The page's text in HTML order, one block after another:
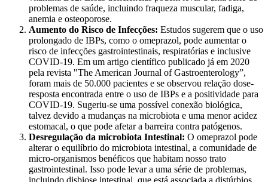
problemas de saúde, incluindo fraqueza muscular, fadiga,
anemia e osteoporose.
Aumento do Risco de Infecções: Estudos sugerem que o uso
prolongado de IBPs, como o omeprazol, pode aumentar o
risco de infecções gastrointestinais, respiratórias e inclusive
COVID-19. Em um artigo científico publicado já em 2020
pela revista "The American Journal of Gastroenterology”,
foram mais de 50.000 pacientes e se observou relação dose-
resposta encontrada entre o uso de IBPs e a positividade para
COVID-19. Sugeriu-se uma possível conexão biológica,
talvez devido a mudanças na microbiota e uma menor acidez
estomacal, o que pode afetar a barreira contra patógenos.
Desregulação da microbiota Intestinal: O omeprazol pode
alterar o equilíbrio do microbiota intestinal, a comunidade de
micro-organismos benéficos que habitam nosso trato
gastrointestinal. Isso pode levar a uma série de problemas,